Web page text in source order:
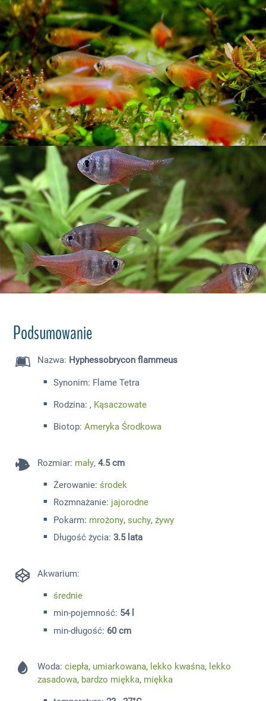
Podsumowanie
Nazwa: Hyphessobrycon flammeus
Synonim: Flame Tetra
Rodzina: , Kąsaczowate
Biotop: Ameryka Środkowa
Rozmiar: mały,4.5 cm
Żerowanie: środek
Rozmnażanie: jajorodne
Pokarm: mrożony, suchy, żywy
Długość życia: 3.5 lata
Akwarium:
średnie
min-pojemność: 54 l
min-długość: 60 cm
Woda:ciepła, umiarkowana, lekko kwaśna, lekko
zasadowa, bardzo miękka, miękka